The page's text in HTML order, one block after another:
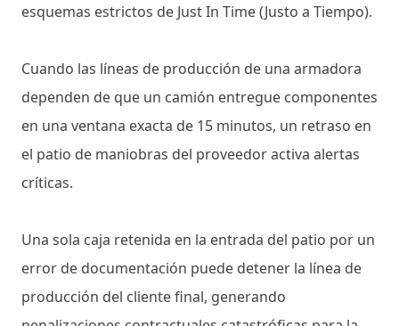
esquemas estrictos de Just In Time (Justo a Tiempo).
Cuando las líneas de producción de una armadora
dependen de que un camión entregue componentes
en una ventana exacta de 15 minutos, un retraso en
el patio de maniobras del proveedor activa alertas
críticas.
Una sola caja retenida en la entrada del patio por un
error de documentación puede detener la línea de
producción del cliente final, generando